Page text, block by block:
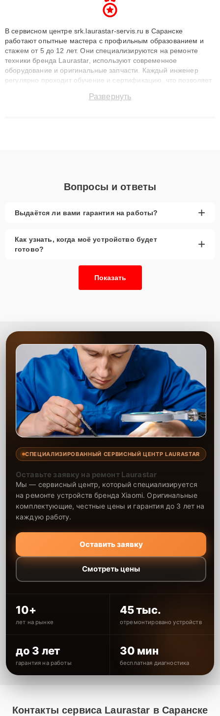
В сервисном центре srk.laurastar-servis.ru в Саранске
работают опытные мастера с профильным образованием и
стажем от 5 до 12 лет. Они специализируются на ремонте
техники бренда Laurastar, используют современное
оборудование и оригинальные запчасти. Каждый инженер
регулярно проходит обучение и сертификацию, что позволяет
технику с сохранением гарантии до 3 лет. Наши мастера
Развернуть
Вопросы и ответы
Выдаётся ли вами гарантия на работы? +
Как узнать, когда моё устройство будет
готово?
+
Показать
СПЕЦИАЛИЗИРОВАННЫЙ СЕРВИСНЫЙ ЦЕНТР LAURASTAR
Оставьте заявку на ремонт Laurastar
Мы — сервисный центр, который специализируется
на ремонте устройств бренда Xiaomi. Оригинальные
комплектующие, честные цены и гарантия до 3 лет на
каждую работу.
Оставить заявку
Смотреть цены
10+
лет на рынке
45 тыс.
отремонтировано устройств
до 3 лет
гарантия на работы
30 мин
бесплатная диагностика
Контакты сервиса Laurastar в Саранске